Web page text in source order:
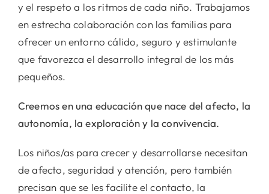
y el respeto a los ritmos de cada niño. Trabajamos
en estrecha colaboración con las familias para
ofrecer un entorno cálido, seguro y estimulante
que favorezca el desarrollo integral de los más
pequeños.
Creemos en una educación que nace del afecto, la
autonomía, la exploración y la convivencia.
Los niños/as para crecer y desarrollarse necesitan
de afecto, seguridad y atención, pero también
precisan que se les facilite el contacto, la